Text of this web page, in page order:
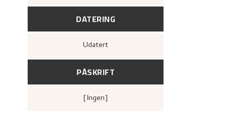
DATERING
Udatert
PÅSKRIFT
[ingen]